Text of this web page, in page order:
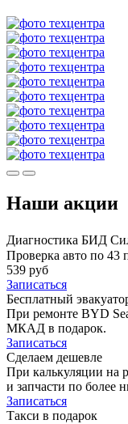
Наши акции
Диагностика БИД
Проверка авто по 43
539 руб
Записаться
Бесплатный
При ремонте BYD
МКАД в подарок.
Записаться
Сделаем дешевле
При калькуляции на
и запчасти по более
Записаться
Такси в подарок